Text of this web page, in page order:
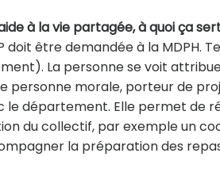
à la vie partagée, à quoi ça
doit être demandée à la MDPH.
La personne se voit
personne morale, porteur de
le département. Elle permet de
du collectif, par exemple un
la préparation des